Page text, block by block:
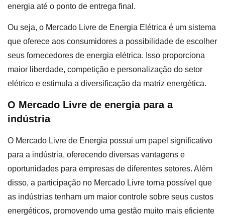
energia até o ponto de entrega final.
Ou seja, o Mercado Livre de Energia Elétrica é um sistema
que oferece aos consumidores a possibilidade de escolher
seus fornecedores de energia elétrica. Isso proporciona
maior liberdade, competição e personalização do setor
elétrico e estimula a diversificação da matriz energética.
O Mercado Livre de energia para a
indústria
O Mercado Livre de Energia possui um papel significativo
para a indústria, oferecendo diversas vantagens e
oportunidades para empresas de diferentes setores. Além
disso, a participação no Mercado Livre torna possível que
as indústrias tenham um maior controle sobre seus custos
energéticos, promovendo uma gestão muito mais eficiente